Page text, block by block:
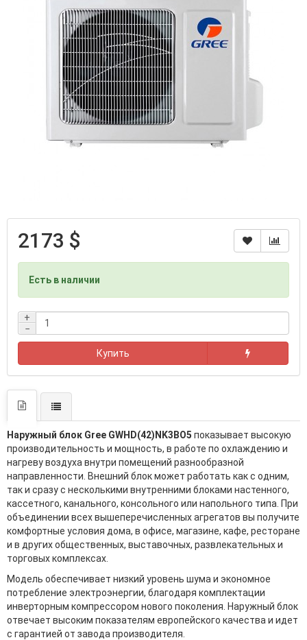
2173 $
Есть в наличии
+
−
Купить
Наружный блок Gree GWHD(42)NK3BO5 показывает высокую
производительность и мощность, в работе по охлаждению и
нагреву воздуха внутри помещений разнообразной
направленности. Внешний блок может работать как с одним,
так и сразу с несколькими внутренними блоками настенного,
кассетного, канального, консольного или напольного типа. При
объединении всех вышеперечисленных агрегатов вы получите
комфортные условия дома, в офисе, магазине, кафе, ресторане
и в других общественных, выставочных, развлекательных и
торговых комплексах.
Модель обеспечивает низкий уровень шума и экономное
потребление электроэнергии, благодаря комплектации
инверторным компрессором нового поколения. Наружный блок
отвечает высоким показателям европейского качества и идет
с гарантией от завода производителя.